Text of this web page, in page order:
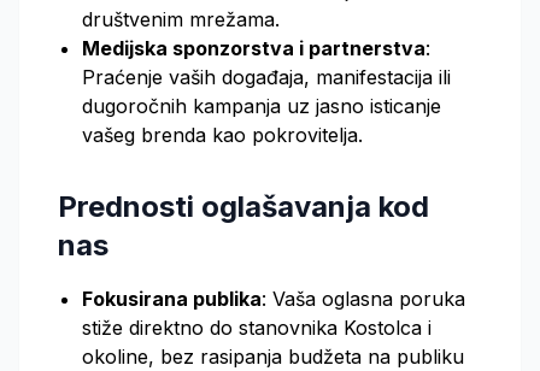
društvenim mrežama.
Medijska sponzorstva i partnerstva:
Praćenje vaših događaja, manifestacija ili
dugoročnih kampanja uz jasno isticanje
vašeg brenda kao pokrovitelja.
Prednosti oglašavanja kod
nas
Fokusirana publika: Vaša oglasna poruka
stiže direktno do stanovnika Kostolca i
okoline, bez rasipanja budžeta na publiku